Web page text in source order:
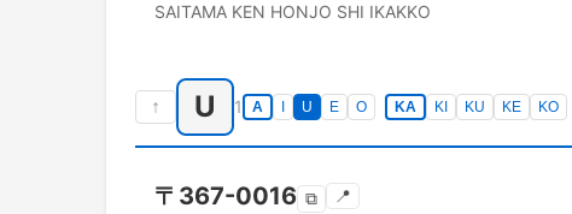
SAITAMA KEN HONJO SHI IKAKKO
↑ U 1 A U E O KA KI KU KE KO
〒 367-0016 ⧉ 📍